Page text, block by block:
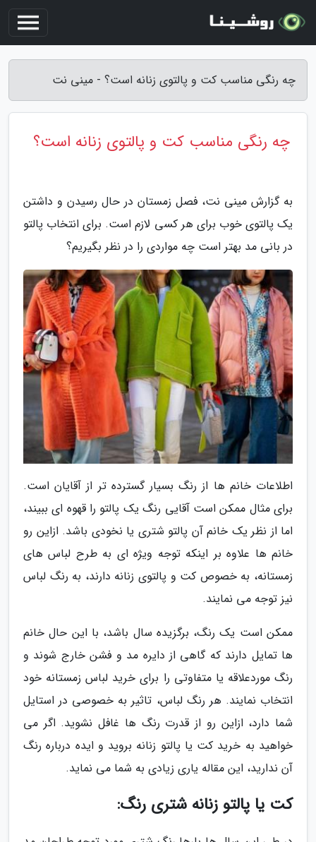
چه رنگی مناسب کت و پالتوی زنانه است؟ - مینی نت
چه رنگی مناسب کت و پالتوی زنانه است؟
به گزارش مینی نت، فصل زمستان در حال رسیدن و داشتن
یک پالتوی خوب برای هر کسی لازم است. برای انتخاب پالتو
در بانی مد بهتر است چه مواردی را در نظر بگیریم؟
اطلاعات خانم ها از رنگ بسیار گسترده تر از آقایان است.
برای مثال ممکن است آقایی رنگ یک پالتو را قهوه ای ببیند،
اما از نظر یک خانم آن پالتو شتری یا نخودی باشد. ازاین رو
خانم ها علاوه بر اینکه توجه ویژه ای به طرح لباس های
زمستانه، به خصوص کت و پالتوی زنانه دارند، به رنگ لباس
نیز توجه می نمایند.
ممکن است یک رنگ، برگزیده سال باشد، با این حال خانم
ها تمایل دارند که گاهی از دایره مد و فشن خارج شوند و
رنگ موردعلاقه یا متفاوتی را برای خرید لباس زمستانه خود
انتخاب نمایند. هر رنگ لباس، تاثیر به خصوصی در استایل
شما دارد، ازاین رو از قدرت رنگ ها غافل نشوید. اگر می
خواهید به خرید کت یا پالتو زنانه بروید و ایده درباره رنگ
آن ندارید، این مقاله یاری زیادی به شما می نماید.
کت یا پالتو زنانه شتری رنگ: